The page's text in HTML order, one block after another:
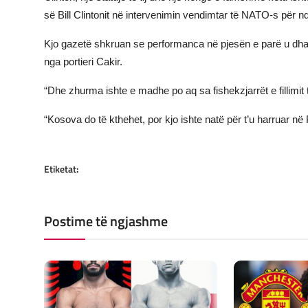
së Bill Clintonit në intervenimin vendimtar të NATO-s për
Kjo gazetë shkruan se performanca në pjesën e parë u
nga portieri Cakir.
“Dhe zhurma ishte e madhe po aq sa fishekzjarrët e fillimit
“Kosova do të kthehet, por kjo ishte natë për t’u harruar
Etiketat:
Postime të ngjashme